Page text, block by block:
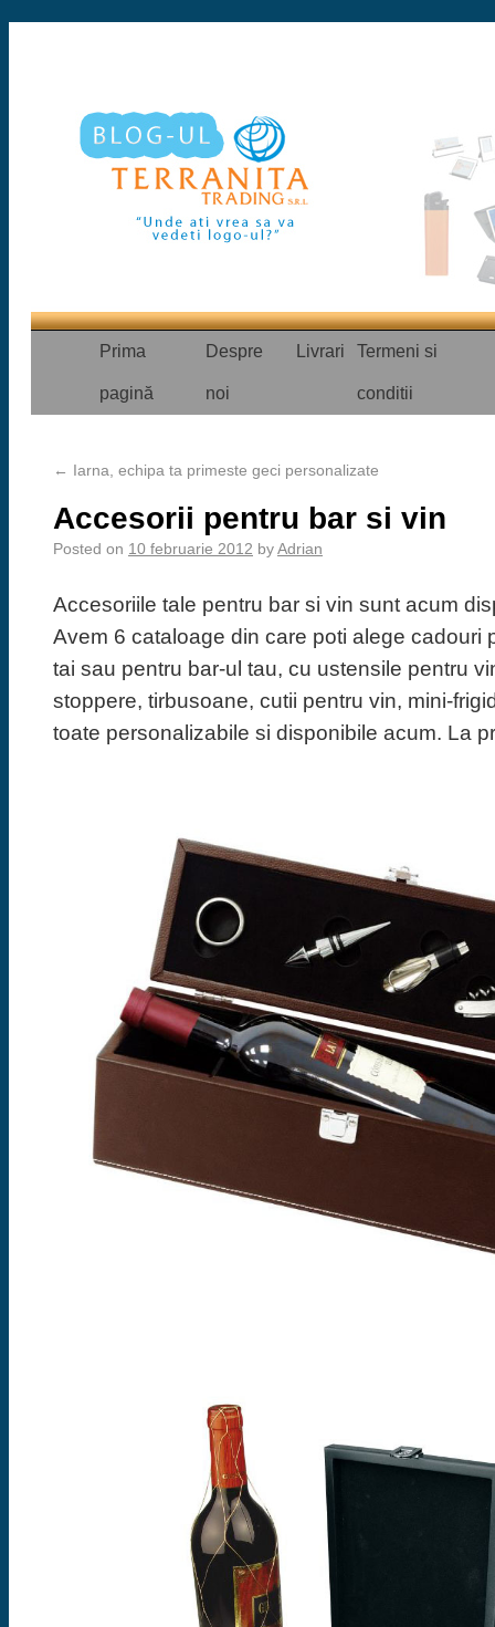
Prima
pagină
Despre
noi
Livrari Termeni si
conditii
← Iarna, echipa ta primeste geci personalizate
Accesorii pentru bar si vin
Posted on 10 februarie 2012 byAdrian
Accesoriile tale pentru bar si vin sunt acum
Avem 6 cataloage din care poti alege cadouri
tai sau pentru bar-ul tau, cu ustensile pentru
stoppere, tirbusoane, cutii pentru vin, mini-
toate personalizabile si disponibile acum. La